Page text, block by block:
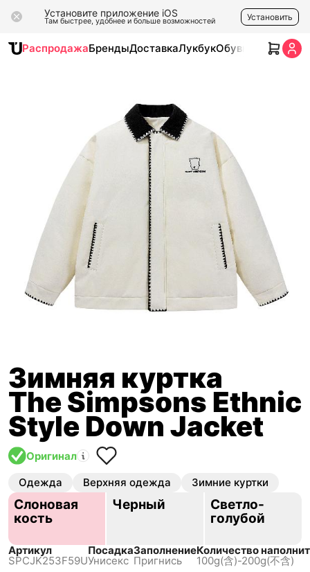
Установите приложение iOS
Там быстрее, удобнее и больше возможностей Установить
РаспродажаБрендыДоставкаЛукбукОбувь Одежда
Зимняя куртка
The Simpsons Ethnic
Style Down Jacket
Оригинал
Одежда Верхняя одежда Зимние куртки
Слоновая
кость
Черный
Светло-
голубой
Артикул
SPCJK253F59U
Посадка
Унисекс
Заполнение
Пригнись
Количество
100g(含)-200g(不含)